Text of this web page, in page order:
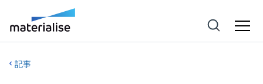
記事